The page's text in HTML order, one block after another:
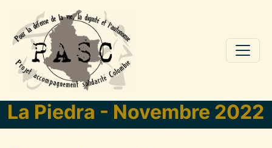
Aller au contenu principal
La Piedra - Novembre 2022